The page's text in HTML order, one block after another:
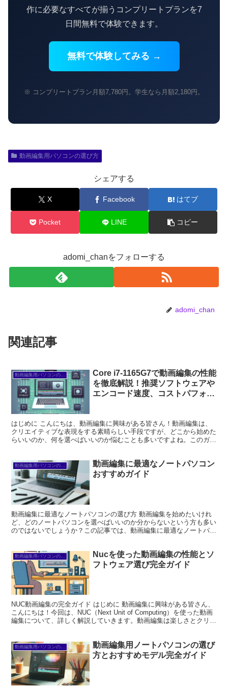
作に必要なすべてが揃うコンプリートプランを7
日間無料で体験できます。
無料で体験してみる →
※ コンプリートプラン月額7,780円。学生なら月額2,180円。
動画編集用パソコンの選び方
シェアする
X Facebook はてブ
Pocket LINE コピー
adomi_chanをフォローする
adomi_chan
関連記事
動画編集用パソコンの選び方
Core i7-1165G7で動画編集の性能
を徹底解説！推奨ソフトウェアや
エンコード速度、コストパフォー
はじめに こんにちは、動画編集に興味がある皆さん！動画編集は、
クリエイティブな表現をする素晴らしい手段ですが、どこから始めた
らいいのか、何を選べばいいのか悩むことも多いですよね。このガイ
動画編集用パソコンの選び方
動画編集に最適なノートパソコン
おすすめガイド
動画編集に最適なノートパソコンの選び方 動画編集を始めたいけれ
ど、どのノートパソコンを選べばいいのか分からないという方も多い
のではないでしょうか？この記事では、動画編集に最適なノートパソ
動画編集用パソコンの選び方
Nucを使った動画編集の性能とソ
フトウェア選び完全ガイド
NUC動画編集の完全ガイド はじめに 動画編集に興味がある皆さん、
こんにちは！今回は、NUC（Next Unit of Computing）を使った動画
編集について、詳しく解説していきます。動画編集は楽しさとクリエ
動画編集用パソコンの選び方
動画編集用ノートパソコンの選び
方とおすすめモデル完全ガイド